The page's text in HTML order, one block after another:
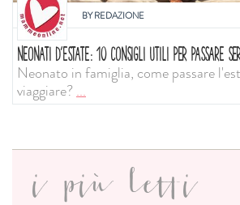
BYREDAZIONE
NEONATI D'ESTATE: 10 CONSIGLI UTILI PER PASSARE
Neonato in famiglia, come passare
viaggiare?...
i più letti